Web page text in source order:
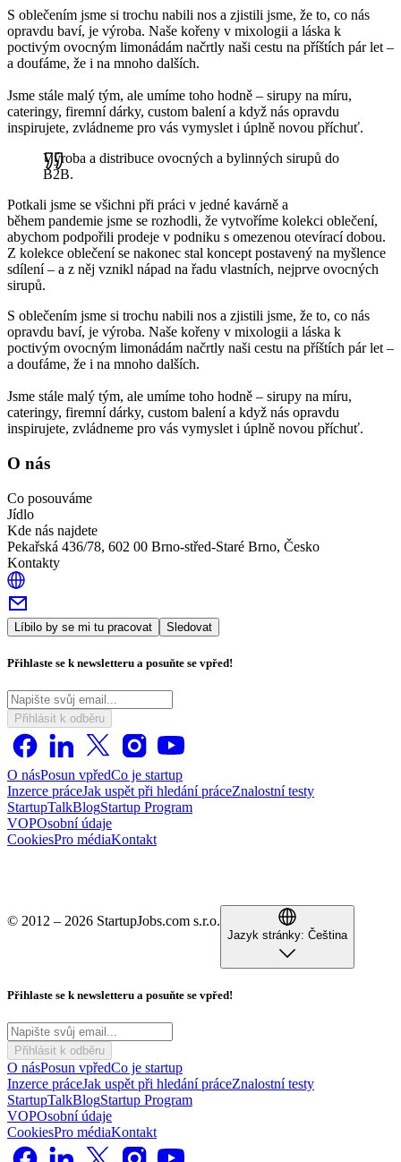
S oblečením jsme si trochu nabili nos a zjistili jsme, že to, co nás
opravdu baví, je výroba. Naše kořeny v mixologii a láska k
poctivým ovocným limonádám načrtly naši cestu na příštích pár let –
a doufáme, že i na mnoho dalších.
Jsme stále malý tým, ale umíme toho hodně – sirupy na míru,
cateringy, firemní dárky, custom balení a když nás opravdu
inspirujete, zvládneme pro vás vymyslet i úplně novou příchuť.
Výroba a distribuce ovocných a bylinných sirupů do
B2B.
Potkali jsme se všichni při práci v jedné kavárně a
během pandemie jsme se rozhodli, že vytvoříme kolekci oblečení,
abychom podpořili prodeje v podniku s omezenou otevírací dobou.
Z kolekce oblečení se nakonec stal koncept postavený na myšlence
sdílení – a z něj vznikl nápad na řadu vlastních, nejprve ovocných
sirupů.
S oblečením jsme si trochu nabili nos a zjistili jsme, že to, co nás
opravdu baví, je výroba. Naše kořeny v mixologii a láska k
poctivým ovocným limonádám načrtly naši cestu na příštích pár let –
a doufáme, že i na mnoho dalších.
Jsme stále malý tým, ale umíme toho hodně – sirupy na míru,
cateringy, firemní dárky, custom balení a když nás opravdu
inspirujete, zvládneme pro vás vymyslet i úplně novou příchuť.
O nás
Co posouváme
Jídlo
Kde nás najdete
Pekařská 436/78, 602 00 Brno-střed-Staré Brno, Česko
Kontakty
Líbilo by se mi tu pracovat Sledovat
Přihlaste se k newsletteru a posuňte se vpřed!
Přihlásit k odběru
O násPosun vpředCo je startup
Inzerce práceJak uspět při hledání práceZnalostní testy
StartupTalkBlogStartup Program
VOPOsobní údaje
CookiesPro médiaKontakt
© 2012 – 2026 StartupJobs.com s.r.o.
Jazyk stránky: Čeština
Přihlaste se k newsletteru a posuňte se vpřed!
Přihlásit k odběru
O násPosun vpředCo je startup
Inzerce práceJak uspět při hledání práceZnalostní testy
StartupTalkBlogStartup Program
VOPOsobní údaje
CookiesPro médiaKontakt